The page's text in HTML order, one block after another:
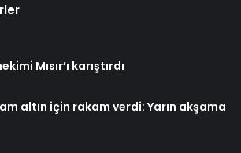
Mısır’ı karıştırdı
altın için rakam verdi: Yarın akşama